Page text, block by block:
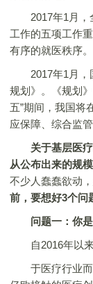
2017年1月，全
工作的五项工作
有序的就医秩序。
2017年1月，国
规划》。《规划
五”期间，我国将
应保障、综合监
关于基层医
从公布出来的规
不少人蠢蠢欲动
前，要想好3个问
问题一：你
自2016年以来
于医疗行业而